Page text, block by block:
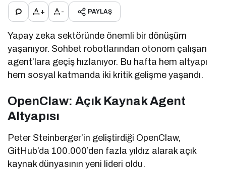
+ - PAYLAŞ
Yapay zeka sektöründe önemli bir dönüşüm
yaşanıyor. Sohbet robotlarından otonom çalışan
agent’lara geçiş hızlanıyor. Bu hafta hem altyapı
hem sosyal katmanda iki kritik gelişme yaşandı.
OpenClaw: Açık Kaynak Agent
Altyapısı
Peter Steinberger’in geliştirdiği OpenClaw,
GitHub’da 100.000’den fazla yıldız alarak açık
kaynak dünyasının yeni lideri oldu.